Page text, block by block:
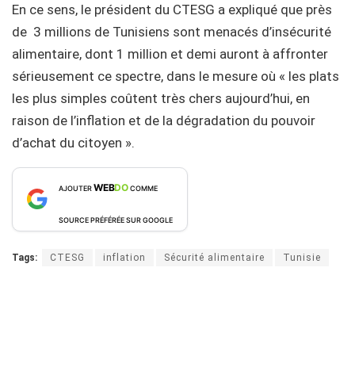
En ce sens, le président du CTESG a expliqué que près
de 3 millions de Tunisiens sont menacés d’insécurité
alimentaire, dont 1 million et demi auront à affronter
sérieusement ce spectre, dans le mesure où « les plats
les plus simples coûtent très chers aujourd’hui, en
raison de l’inflation et de la dégradation du pouvoir
d’achat du citoyen ».
AJOUTERWEBDOCOMME
SOURCE PRÉFÉRÉE SUR GOOGLE
Tags: CTESG inflation Sécurité alimentaire Tunisie